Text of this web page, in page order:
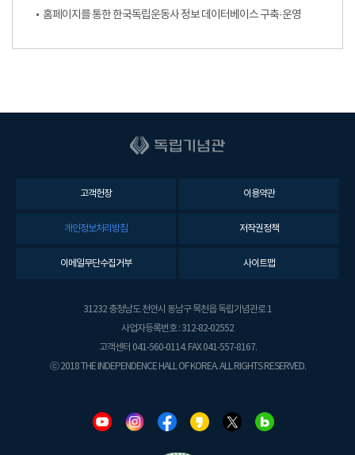
홈페이지를 통한 한국독립운동사 정보 데이터베이스 구축·운영
고객헌장 이용약관
개인정보처리방침 저작권정책
이메일무단수집거부 사이트맵
31232 충청남도 천안시 동남구 목천읍 독립기념관로 1
사업자등록번호 : 312-82-02552
고객센터 041-560-0114. FAX 041-557-8167.
ⓒ 2018 THE INDEPENDENCE HALL OF KOREA. ALL RIGHTS RESERVED.